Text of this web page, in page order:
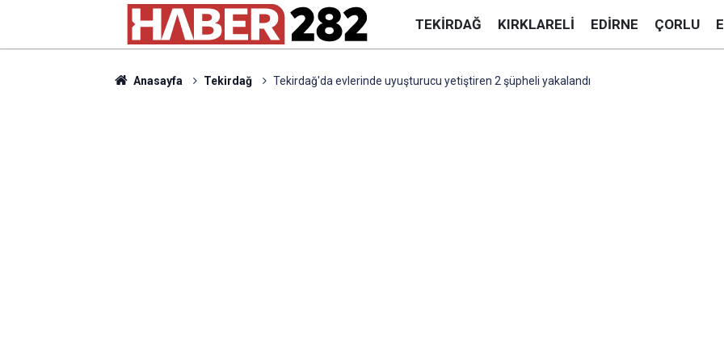
TEKIRDAĞ KIRKLARELI EDIRNE ÇORLU
Anasayfa Tekirdağ Tekirdağ'da evlerinde uyuşturucu yetiştiren 2 şüpheli yakalandı